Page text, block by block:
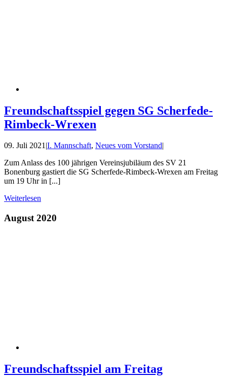
Freundschaftsspiel gegen SG Scherfede-
Rimbeck-Wrexen
09. Juli 2021|I. Mannschaft, Neues vom Vorstand|
Zum Anlass des 100 jährigen Vereinsjubiläum des SV 21
Bonenburg gastiert die SG Scherfede-Rimbeck-Wrexen am Freitag
um 19 Uhr in [...]
Weiterlesen
August 2020
Freundschaftsspiel am Freitag